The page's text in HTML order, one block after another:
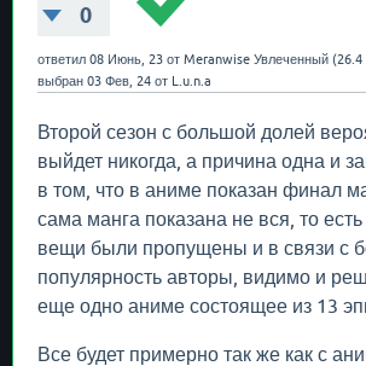
0
ответил 08 Июнь, 23 от Meranwise Увлеченный (26.4
выбран 03 Фев, 24 от L.u.n.a
Второй сезон с большой долей
выйдет никогда, а причина одна и
в том, что в аниме показан финал
сама манга показана не вся, то
вещи были пропущены и в связи с
популярность авторы, видимо и
еще одно аниме состоящее из 13
Все будет примерно так же как с